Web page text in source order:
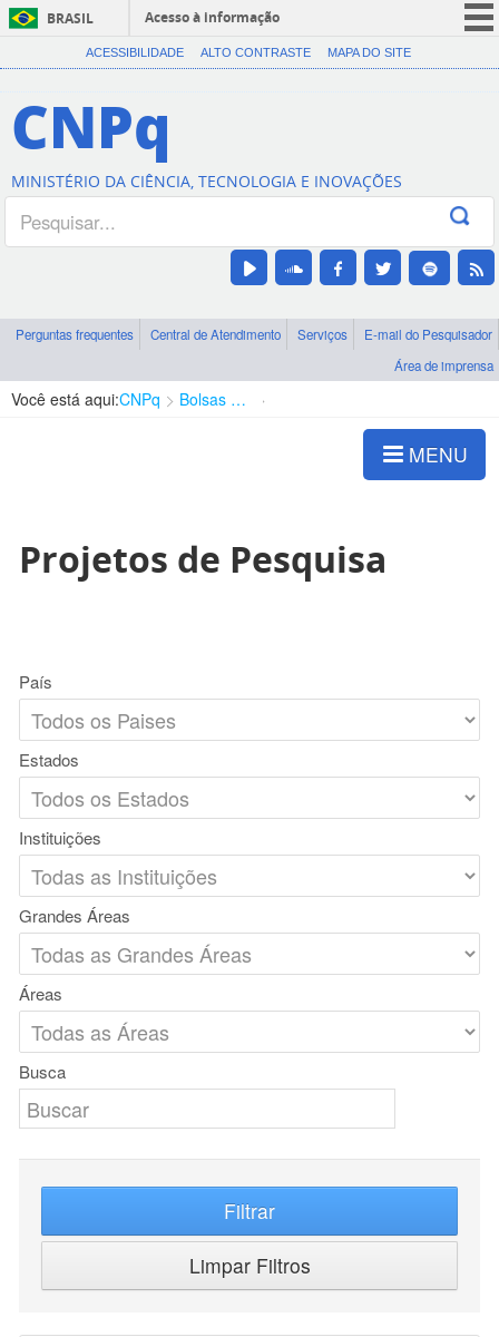
BRASIL
Acesso à informação
CORONAVÍRUS (COVID-19)
Canais
ACESSIBILIDADE ALTO CONTRASTE MAPA DO SITE
CNPq
MINISTÉRIO DA CIÊNCIA, TECNOLOGIA E INOVAÇÕES
Perguntas frequentes Central de Atendimento Serviços
E-mail do Pesquisador
Área de imprensa
Você está aqui:CNPq Bolsas e Auxílios Vigentes
MENU
Projetos de Pesquisa
País
Estados
Instituições
Grandes Áreas
Áreas
Busca
Filtrar
Limpar Filtros